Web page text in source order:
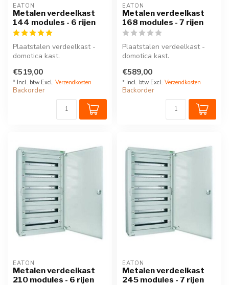
EATON
Metalen verdeelkast
144 modules - 6 rijen
Plaatstalen verdeelkast -
domotica kast.
modules,...
€519,00
* Incl. btw Excl. Verzendkosten
Backorder
EATON
Metalen verdeelkast
168 modules - 7 rijen
Plaatstalen verdeelkast -
domotica kast.
modules,...
€589,00
* Incl. btw Excl. Verzendkosten
Backorder
EATON
Metalen verdeelkast
210 modules - 6 rijen
EATON
Metalen verdeelkast
245 modules - 7 rijen